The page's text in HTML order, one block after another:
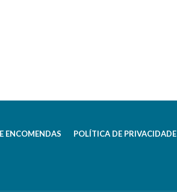
ENCOMENDAS POLÍTICA DE PRIVACIDADE